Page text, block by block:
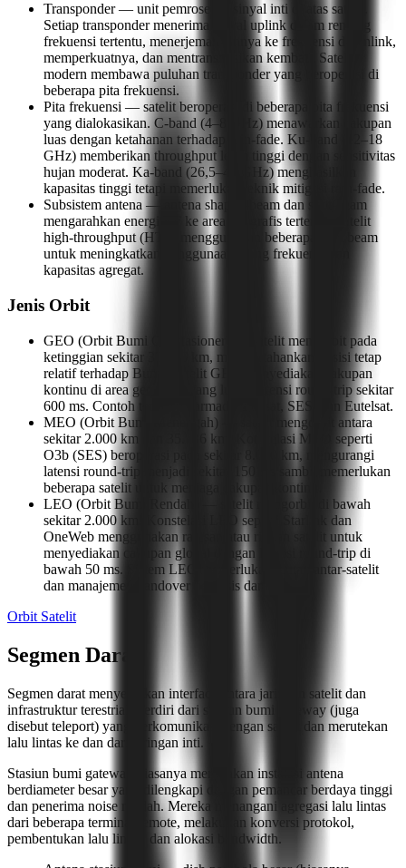
Transponder — unit pemrosesan sinyal inti di atas satelit.
Setiap transponder menerima sinyal uplink dalam rentang
frekuensi tertentu, menerjemahkannya ke frekuensi downlink,
memperkuatnya, dan mentransmisikan kembali. Satelit
modern membawa puluhan transponder yang beroperasi di
beberapa pita frekuensi.
Pita frekuensi — satelit beroperasi di beberapa pita frekuensi
yang dialokasikan. C-band (4–8 GHz) menawarkan cakupan
luas dengan ketahanan terhadap rain-fade. Ku-band (12–18
GHz) memberikan throughput lebih tinggi dengan sensitivitas
hujan moderat. Ka-band (26,5–40 GHz) menghasilkan
kapasitas tinggi tetapi memerlukan teknik mitigasi rain-fade.
Subsistem antena — antena shaped-beam dan spot-beam
mengarahkan energi RF ke area geografis tertentu. Satelit
high-throughput (HTS) menggunakan beberapa spot beam
untuk meningkatkan penggunaan ulang frekuensi dan
kapasitas agregat.
Jenis Orbit
GEO (Orbit Bumi Geostasioner) — satelit mengorbit pada
ketinggian sekitar 35.786 km, mempertahankan posisi tetap
relatif terhadap Bumi. Satelit GEO menyediakan cakupan
kontinu di area geografis yang luas. Latensi round-trip sekitar
600 ms. Contoh termasuk armada Intelsat, SES, dan Eutelsat.
MEO (Orbit Bumi Menengah) — satelit mengorbit antara
sekitar 2.000 km dan 35.786 km. Konstelasi MEO seperti
O3b (SES) beroperasi pada sekitar 8.000 km, mengurangi
latensi round-trip menjadi sekitar 150 ms sambil memerlukan
beberapa satelit untuk menjaga cakupan kontinu.
LEO (Orbit Bumi Rendah) — satelit mengorbit di bawah
sekitar 2.000 km. Konstelasi LEO seperti Starlink dan
OneWeb menggunakan ratusan atau ribuan satelit untuk
menyediakan cakupan global dengan latensi round-trip di
bawah 50 ms. Sistem LEO memerlukan tautan antar-satelit
dan manajemen handover berbasis darat.
Orbit Satelit
Segmen Darat
Segmen darat menyediakan interface antara jaringan satelit dan
infrastruktur terestrial. Terdiri dari stasiun bumi gateway (juga
disebut teleport) yang berkomunikasi dengan satelit dan merutekan
lalu lintas ke dan dari jaringan inti.
Stasiun bumi gateway biasanya merupakan instalasi antena
berdiameter besar yang dilengkapi dengan pemancar berdaya tinggi
dan penerima noise rendah. Mereka menangani agregasi lalu lintas
dari beberapa terminal remote, melakukan konversi protokol,
pembentukan lalu lintas, dan alokasi bandwidth.